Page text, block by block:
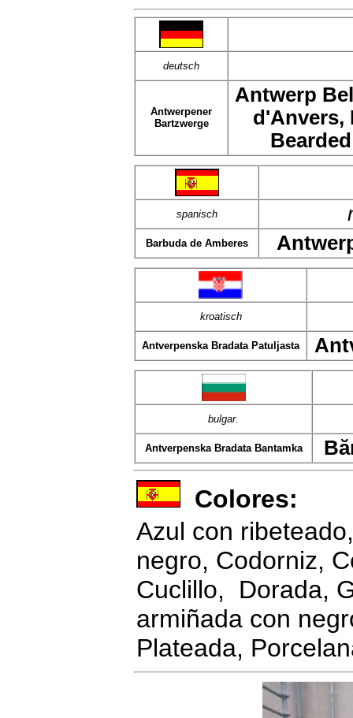
deutsch
Antwerpener
Bartzwerge
Antwerp
d'Anvers,
spanisch
Barbuda de Amberes
kroatisch
Antverpenska Bradata Patuljasta
bulgar.
Antverpenska Bradata Bantamka
Colores:
Azul con
negro, Codorniz,
Cuclillo, Dorada,
armiñada con
Plateada,